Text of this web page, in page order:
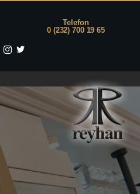
Telefon
0 (232) 700 19 65